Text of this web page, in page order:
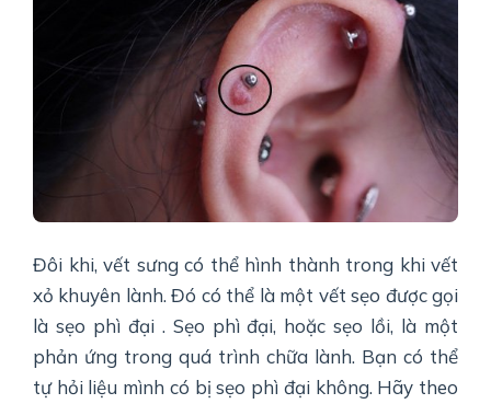
Đôi khi, vết sưng có thể hình thành trong khi vết
xỏ khuyên lành. Đó có thể là một vết sẹo được gọi
là sẹo phì đại . Sẹo phì đại, hoặc sẹo lồi, là một
phản ứng trong quá trình chữa lành. Bạn có thể
tự hỏi liệu mình có bị sẹo phì đại không. Hãy theo